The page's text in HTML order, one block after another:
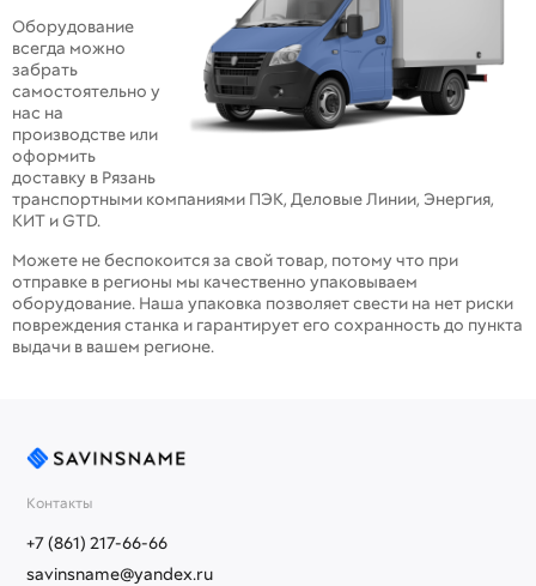
Оборудование
всегда можно
забрать
самостоятельно у
нас на
производстве или
оформить
доставку в Рязань
транспортными компаниями ПЭК, Деловые Линии, Энергия,
КИТ и GTD.
Можете не беспокоится за свой товар, потому что при
отправке в регионы мы качественно упаковываем
оборудование. Наша упаковка позволяет свести на нет риски
повреждения станка и гарантирует его сохранность до пункта
выдачи в вашем регионе.
Контакты
+7 (861) 217-66-66
savinsname@yandex.ru